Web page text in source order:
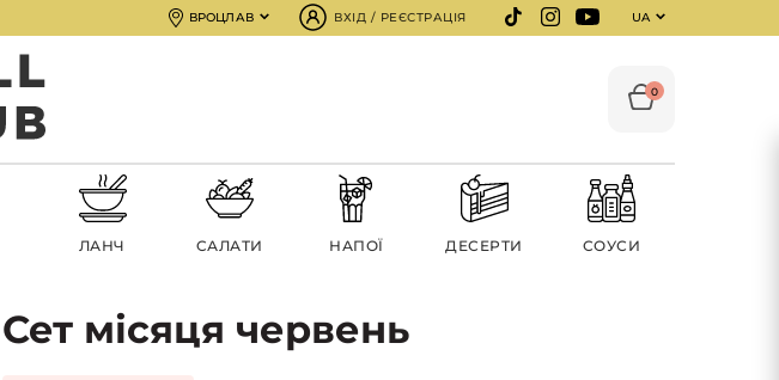
ВРОЦЛАВ ВХІД / РЕЄСТРАЦІЯ UA
0
ЛАНЧ CАЛАТИ НАПОЇ ДЕСЕРТИ СОУСИ
Сет місяця червень